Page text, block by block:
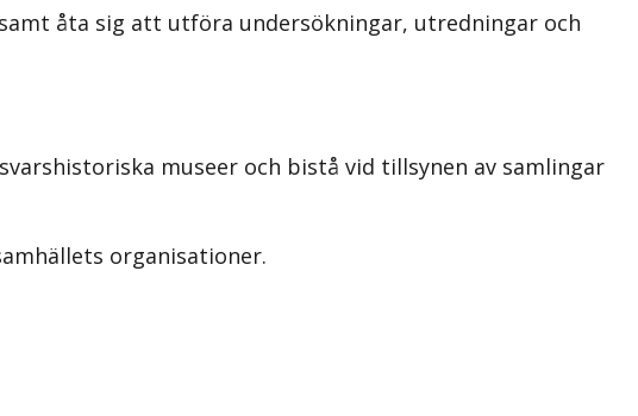
åta sig att utföra undersökningar, utredningar och
museer och bistå vid tillsynen av samlingar
organisationer.